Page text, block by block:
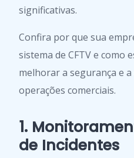
significativas.
Confira por que sua
sistema de CFTV e como
melhorar a segurança e a
operações comerciais.
1.
de Incidentes